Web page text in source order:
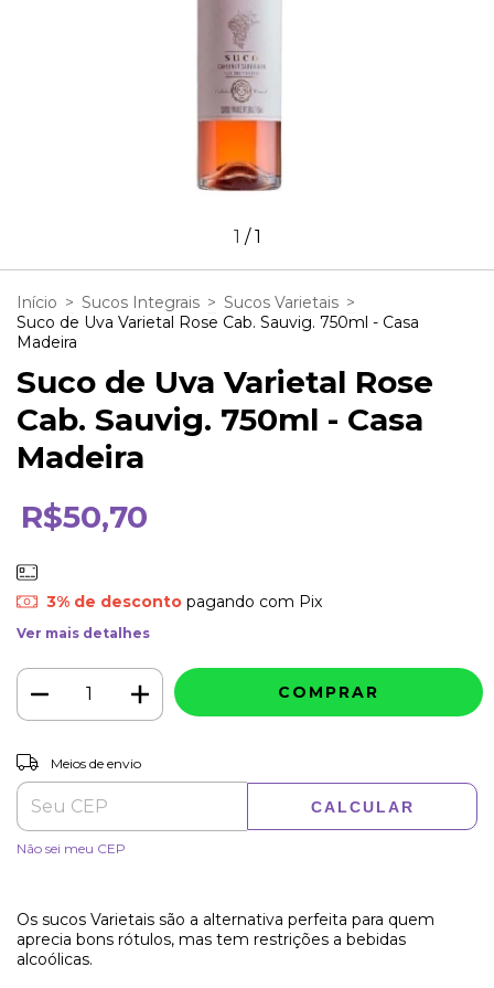
1 /1
Início > Sucos Integrais > Sucos Varietais >
Suco de Uva Varietal Rose Cab. Sauvig. 750ml - Casa
Madeira
Suco de Uva Varietal Rose
Cab. Sauvig. 750ml - Casa
Madeira
R$50,70
3% de descontopagando com Pix
Ver mais detalhes
Entregas para o CEP:
Meios de envio
CALCULAR
Não sei meu CEP
Os sucos Varietais são a alternativa perfeita para quem
aprecia bons rótulos, mas tem restrições a bebidas
alcoólicas.